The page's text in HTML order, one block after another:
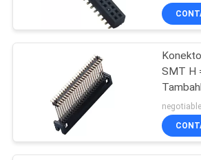
SMT H
Dewan